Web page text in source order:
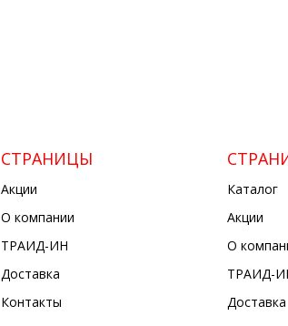
СТРАНИЦЫ
Акции
О компании
ТРАИД-ИН
Доставка
Контакты
Каталог
Акции
О
ТРАИД-
Доставка